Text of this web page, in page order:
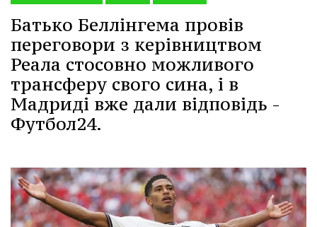
Батько Беллінгема провів
переговори з керівництвом
Реала стосовно можливого
трансферу свого сина, і в
Мадриді вже дали відповідь -
Футбол24.